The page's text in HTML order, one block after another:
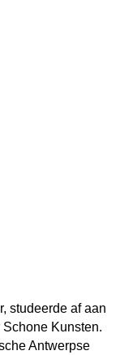
studeerde af aan
Kunsten.
Antwerpse